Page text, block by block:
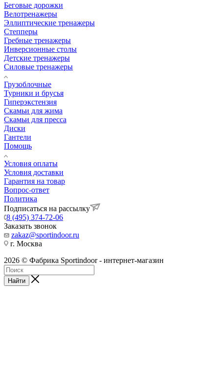
Беговые дорожки
Велотренажеры
Эллиптические тренажеры
Степперы
Гребные тренажеры
Инверсионные столы
Детские тренажеры
Силовые тренажеры
Грузоблочные
Турники и брусья
Гиперэкстензия
Скамьи для жима
Скамьи для пресса
Диски
Гантели
Помощь
Условия оплаты
Условия доставки
Гарантия на товар
Вопрос-ответ
Политика
Подписаться на рассылку
8 (495) 374-72-06
Заказать звонок
zakaz@sportindoor.ru
г. Москва
2026 © Фабрика Sportindoor - интернет-магазин
Найти